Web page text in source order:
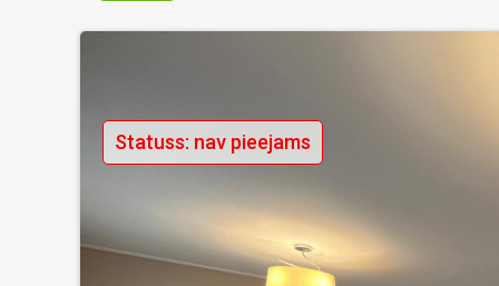
Statuss: nav pieejams